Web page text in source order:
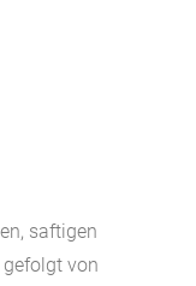
saftigen
von